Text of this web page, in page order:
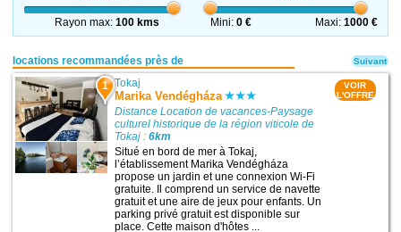
Rayon max:100 kms Mini:0 € Maxi: 1000 €
locations recommandées près de
1 Tokaj
Marika Vendégháza
Distance Location de vacances-Paysage
culturel historique de la région viticole de
Tokaj :6km
Situé en bord de mer à Tokaj,
l’établissement Marika Vendégháza
propose un jardin et une connexion Wi-Fi
gratuite. Il comprend un service de navette
gratuit et une aire de jeux pour enfants. Un
parking privé gratuit est disponible sur
place. Cette maison d'hôtes ...
VOIR
L'OFFRE
Suivant